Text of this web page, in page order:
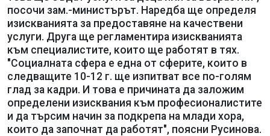
посочи зам.-министърът. Наредба ще определя
изискванията за предоставяне на качествени
услуги. Друга ще регламентира изискванията
към специалистите, които ще работят в тях.
"Социалната сфера е една от сферите, които в
следващите 10-12 г. ще изпитват все по-голям
глад за кадри. И това е причината да заложим
определени изисквания към професионалистите
и да търсим начин за подкрепа на млади хора,
които да започнат да работят", поясни Русинова.